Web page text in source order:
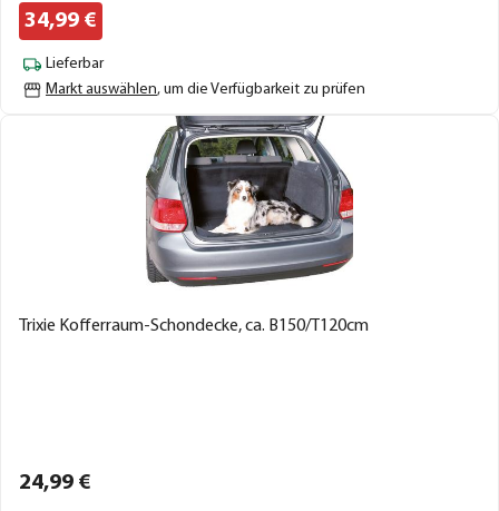
34,99 €
Lieferbar
Markt auswählen, um die Verfügbarkeit zu prüfen
Trixie Kofferraum-Schondecke, ca. B150/T120cm
24,99 €